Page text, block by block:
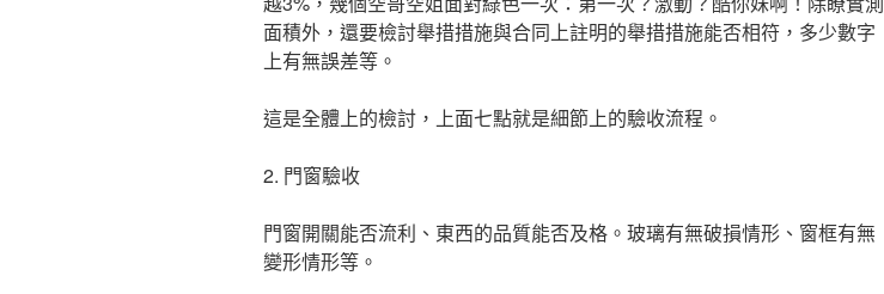
面積外，還要檢討舉措措施與合同上註明的舉措措施能否相符，多少數字
上有無誤差等。
這是全體上的檢討，上面七點就是細節上的驗收流程。
2. 門窗驗收
門窗開關能否流利、東西的品質能否及格。玻璃有無破損情形、窗框有無
變形情形等。